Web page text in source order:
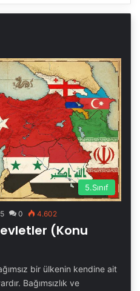
5.Sınıf
0 4.602
(Konu
bir ülkenin kendine ait
Bağımsızlık ve